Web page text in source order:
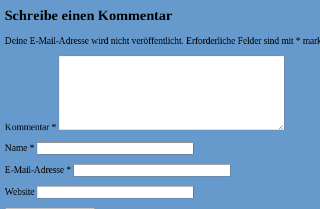
Schreibe einen Kommentar
Deine E-Mail-Adresse wird nicht veröffentlicht. Erforderliche Felder sind mit *
Kommentar *
Name *
E-Mail-Adresse *
Website